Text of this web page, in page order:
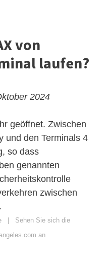
von
laufen?
2024
geöffnet. Zwischen
und den Terminals 4
so dass
genannten
zwischen
Sehen Sie sich die
an